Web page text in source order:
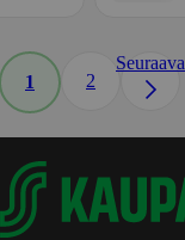
1 2
Seuraava